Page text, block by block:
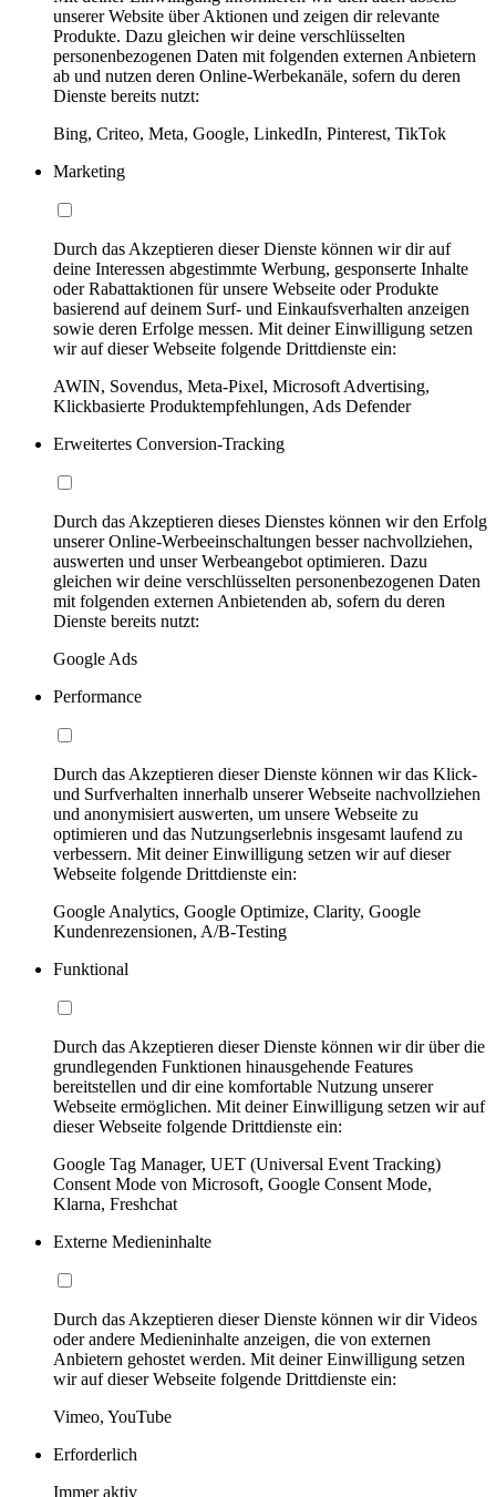
unserer Website über Aktionen und zeigen dir relevante
Produkte. Dazu gleichen wir deine verschlüsselten
personenbezogenen Daten mit folgenden externen Anbietern
ab und nutzen deren Online-Werbekanäle, sofern du deren
Dienste bereits nutzt:
Bing, Criteo, Meta, Google, LinkedIn, Pinterest, TikTok
Marketing
Durch das Akzeptieren dieser Dienste können wir dir auf
deine Interessen abgestimmte Werbung, gesponserte Inhalte
oder Rabattaktionen für unsere Webseite oder Produkte
basierend auf deinem Surf- und Einkaufsverhalten anzeigen
sowie deren Erfolge messen. Mit deiner Einwilligung setzen
wir auf dieser Webseite folgende Drittdienste ein:
AWIN, Sovendus, Meta-Pixel, Microsoft Advertising,
Klickbasierte Produktempfehlungen, Ads Defender
Erweitertes Conversion-Tracking
Durch das Akzeptieren dieses Dienstes können wir den Erfolg
unserer Online-Werbeeinschaltungen besser nachvollziehen,
auswerten und unser Werbeangebot optimieren. Dazu
gleichen wir deine verschlüsselten personenbezogenen Daten
mit folgenden externen Anbietenden ab, sofern du deren
Dienste bereits nutzt:
Google Ads
Performance
Durch das Akzeptieren dieser Dienste können wir das Klick-
und Surfverhalten innerhalb unserer Webseite nachvollziehen
und anonymisiert auswerten, um unsere Webseite zu
optimieren und das Nutzungserlebnis insgesamt laufend zu
verbessern. Mit deiner Einwilligung setzen wir auf dieser
Webseite folgende Drittdienste ein:
Google Analytics, Google Optimize, Clarity, Google
Kundenrezensionen, A/B-Testing
Funktional
Durch das Akzeptieren dieser Dienste können wir dir über die
grundlegenden Funktionen hinausgehende Features
bereitstellen und dir eine komfortable Nutzung unserer
Webseite ermöglichen. Mit deiner Einwilligung setzen wir auf
dieser Webseite folgende Drittdienste ein:
Google Tag Manager, UET (Universal Event Tracking)
Consent Mode von Microsoft, Google Consent Mode,
Klarna, Freshchat
Externe Medieninhalte
Durch das Akzeptieren dieser Dienste können wir dir Videos
oder andere Medieninhalte anzeigen, die von externen
Anbietern gehostet werden. Mit deiner Einwilligung setzen
wir auf dieser Webseite folgende Drittdienste ein:
Vimeo, YouTube
Erforderlich
Immer aktiv